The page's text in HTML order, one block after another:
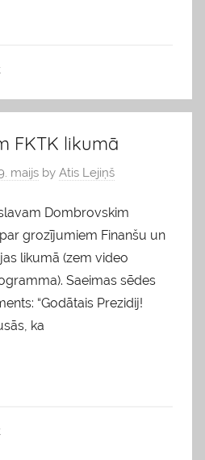
FKTK likumā
maijs by Atis Lejiņš
Dombrovskim
grozījumiem Finanšu un
likumā (zem video
Saeimas sēdes
“Godātais Prezidij!
ka